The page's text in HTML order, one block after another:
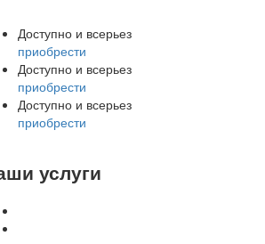
Доступно и всерьез
приобрести
Доступно и всерьез
приобрести
Доступно и всерьез
приобрести
услуги